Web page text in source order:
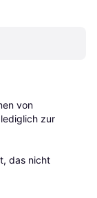
von
zur
das nicht